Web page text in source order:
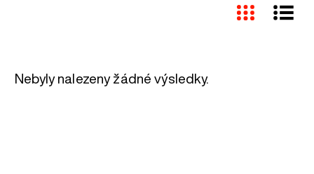
Nebyly nalezeny žádné výsledky.